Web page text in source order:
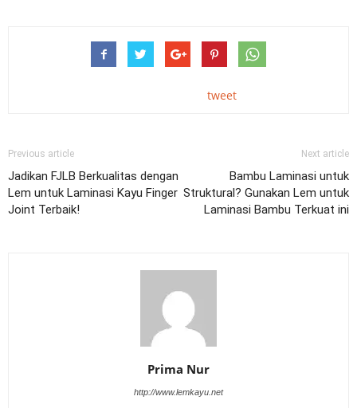
tweet
Previous article
Jadikan FJLB Berkualitas dengan
Lem untuk Laminasi Kayu Finger
Joint Terbaik!
Next article
Bambu Laminasi untuk
Struktural? Gunakan Lem untuk
Laminasi Bambu Terkuat ini
Prima Nur
http://www.lemkayu.net